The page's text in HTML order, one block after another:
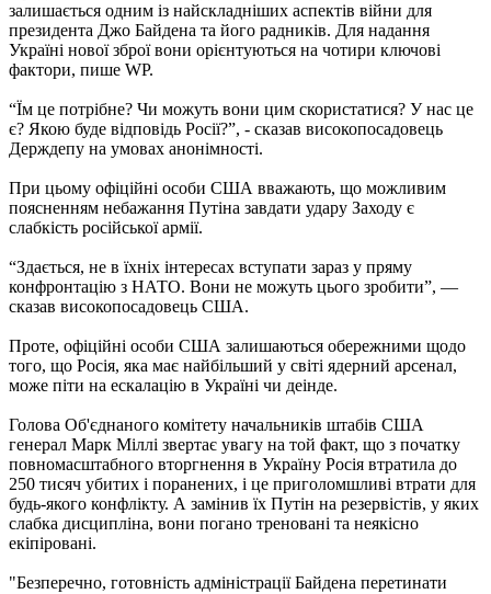
залишається одним із найскладніших аспектів війни для
президента Джо Байдена та його радників. Для надання
Україні нової зброї вони орієнтуються на чотири ключові
фактори, пише WP.
“Їм це потрібне? Чи можуть вони цим скористатися? У нас це
є? Якою буде відповідь Росії?”, - сказав високопосадовець
Держдепу на умовах анонімності.
При цьому офіційні особи США вважають, що можливим
поясненням небажання Путіна завдати удару Заходу є
слабкість російської армії.
“Здається, не в їхніх інтересах вступати зараз у пряму
конфронтацію з НАТО. Вони не можуть цього зробити”, —
сказав високопосадовець США.
Проте, офіційні особи США залишаються обережними щодо
того, що Росія, яка має найбільший у світі ядерний арсенал,
може піти на ескалацію в Україні чи деінде.
Голова Об'єднаного комітету начальників штабів США
генерал Марк Міллі звертає увагу на той факт, що з початку
повномасштабного вторгнення в Україну Росія втратила до
250 тисяч убитих і поранених, і це приголомшливі втрати для
будь-якого конфлікту. А замінив їх Путін на резервістів, у яких
слабка дисципліна, вони погано треновані та неякісно
екіпіровані.
"Безперечно, готовність адміністрації Байдена перетинати